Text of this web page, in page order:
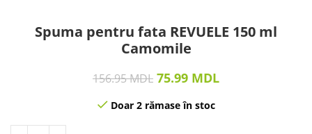
Spuma pentru fata REVUELE 150 ml
Camomile
156.95MDL 75.99 MDL
Doar 2 rămase în stoc